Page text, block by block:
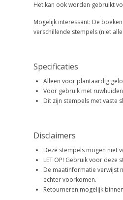
Het kan ook worden gebruikt
Mogelijk interessant: De
verschillende stempels (niet
Specificaties
Alleen voor plantaardig
Voor gebruik met
Dit zijn stempels met vaste
Disclaimers
Deze stempels mogen niet
LET OP! Gebruik voor
De maatinformatie verwijst
echter voorkomen.
Retourneren mogelijk